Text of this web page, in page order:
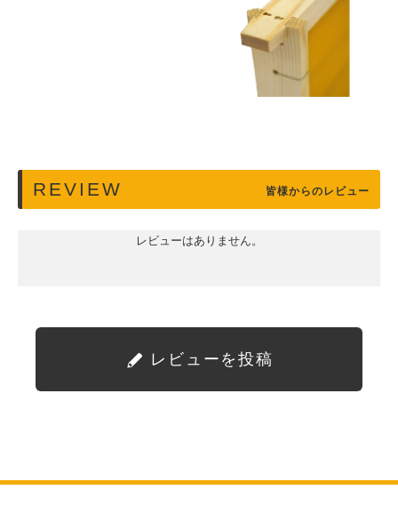
REVIEW 皆様からのレビュー
レビューはありません。
レビューを投稿